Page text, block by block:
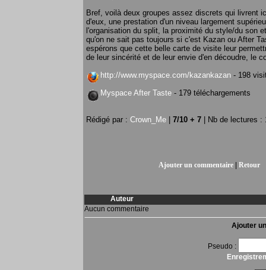
Bref, voilà deux groupes assez discrets qui livrent
d'eux, une prestation d'un niveau largement
l'organisation du split, la proximité du style/du son
qu'on ne sait pas toujours si c'est Kazan ou After
espérons que cette belle carte de visite leur
de leur sincérité et de leur envie d'en découdre, le
http://www.myspace.com/kazankazan - 198
Myspace After Taste - 179 téléchargements
Rédigé par : Crown_Me 7/10 + 7 | Nb de lectures :
Ajouter un commentaire| Retour
Auteur
Aucun commentaire
Ajouter
Pseudo :